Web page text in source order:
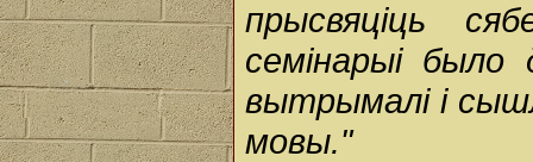
прысвяціць
семінарыі
вытрымалі і
мовы."